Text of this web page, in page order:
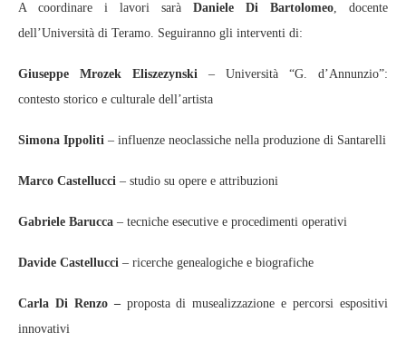
A coordinare i lavori sarà Daniele Di Bartolomeo, docente
dell’Università di Teramo. Seguiranno gli interventi di:
Giuseppe Mrozek Eliszezynski – Università “G. d’Annunzio”:
contesto storico e culturale dell’artista
Simona Ippoliti – influenze neoclassiche nella produzione di Santarelli
Marco Castellucci – studio su opere e attribuzioni
Gabriele Barucca – tecniche esecutive e procedimenti operativi
Davide Castellucci – ricerche genealogiche e biografiche
Carla Di Renzo –proposta di musealizzazione e percorsi espositivi
innovativi